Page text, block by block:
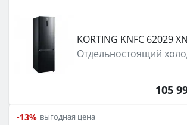
KORTING KNFC 62029 XN
Отдельностоящий
105
-13% выгодная цена